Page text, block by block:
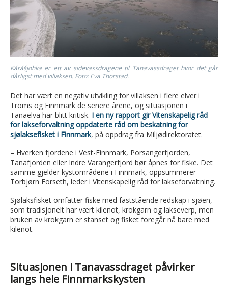
Kárášjohka er ett av sidevassdragene til Tanavassdraget hvor det går
dårligst med villaksen. Foto: Eva Thorstad.
Det har vært en negativ utvikling for villaksen i flere elver i
Troms og Finnmark de senere årene, og situasjonen i
Tanaelva har blitt kritisk. I en ny rapport gir Vitenskapelig råd
for lakseforvaltning oppdaterte råd om beskatning for
sjølaksefisket i Finnmark, på oppdrag fra Miljødirektoratet.
– Hverken fjordene i Vest-Finnmark, Porsangerfjorden,
Tanafjorden eller Indre Varangerfjord bør åpnes for fiske. Det
samme gjelder kystområdene i Finnmark, oppsummerer
Torbjørn Forseth, leder i Vitenskapelig råd for lakseforvaltning.
Sjølaksfisket omfatter fiske med faststående redskap i sjøen,
som tradisjonelt har vært kilenot, krokgarn og lakseverp, men
bruken av krokgarn er stanset og fisket foregår nå bare med
kilenot.
Situasjonen i Tanavassdraget påvirker
langs hele Finnmarkskysten